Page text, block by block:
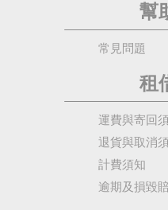
幫
常見問題
租
運費與寄回
退貨與取消
計費須知
逾期及損毀